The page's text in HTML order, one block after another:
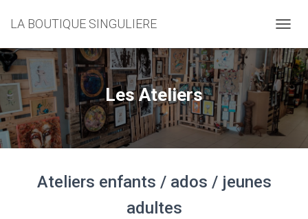
LA BOUTIQUE SINGULIERE
É
P
L
I
E
R
A
Les Ateliers
Ateliers enfants / ados / jeunes
adultes